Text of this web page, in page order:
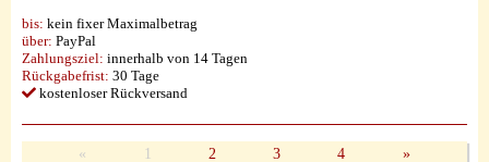
bis: kein fixer Maximalbetrag
über: PayPal
Zahlungsziel: innerhalb von 14 Tagen
Rückgabefrist: 30 Tage
kostenloser Rückversand
« 1 2 3 4 »